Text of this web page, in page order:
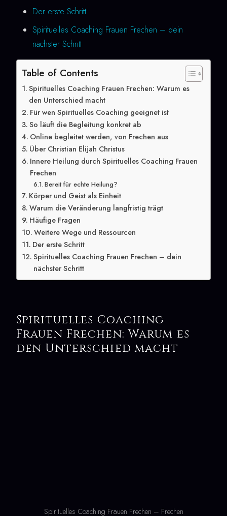
Der erste Schritt
Spirituelles Coaching Frauen Frechen – dein
nächster Schritt
Table of Contents
Spirituelles Coaching Frauen Frechen: Warum es
den Unterschied macht
Für wen Spirituelles Coaching geeignet ist
So läuft die Begleitung konkret ab
Online begleitet werden, von Frechen aus
Über Christian Elijah Christus
Innere Heilung durch Spirituelles Coaching Frauen
Frechen
Bereit für echte Heilung?
Körper und Geist als Einheit
Warum die Veränderung langfristig trägt
Häufige Fragen
Weitere Wege und Ressourcen
Der erste Schritt
Spirituelles Coaching Frauen Frechen – dein
nächster Schritt
Spirituelles Coaching
Frauen Frechen: Warum es
den Unterschied macht
Spirituelles Coaching Frauen Frechen – Frechen